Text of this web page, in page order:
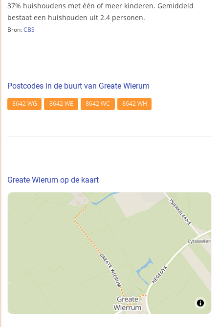
37% huishoudens met één of meer kinderen. Gemiddeld
bestaat een huishouden uit 2.4 personen.
Bron: CBS
Postcodes in de buurt van Greate Wierum
8642 WG 8642 WE 8642 WC 8642 WH
Greate Wierum op de kaart